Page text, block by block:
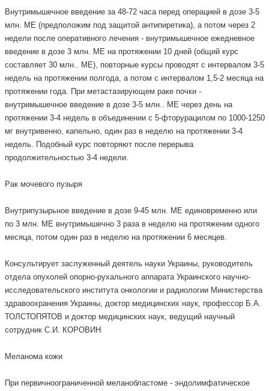
Внутримышечное введение за 48-72 часа перед операцией в дозе 3-5
млн. МЕ (предположим под защитой антипиретика), а потом через 2
недели после оперативного лечения - внутримышечное ежедневное
введение в дозе 3 млн. МЕ на протяжении 10 дней (общий курс
составляет 30 млн.. МЕ), повторные курсы проводят с интервалом 3-5
недель на протяжении полгода, а потом с интервалом 1,5-2 месяца на
протяжении года. При метастазирующем раке почки -
внутримышечное введение в дозе 3-5 млн.. МЕ через день на
протяжении 3-4 недель в объединении с 5-фторурацилом по 1000-1250
мг внутривенно, капельно, один раз в неделю на протяжении 3-4
недель. Подобный курс повторяют после перерыва
продолжительностью 3-4 недели.
Рак мочевого пузыря
Внутрипузырьное введение в дозе 9-45 млн. МЕ единовременно или
по 3 млн. МЕ внутримышечно 3 раза в неделю на протяжении одного
месяца, потом один раз в неделю на протяжении 6 месяцев.
Консультирует заслуженный деятель науки Украины, руководитель
отдела опухолей опорно-рухального аппарата Украинского научно-
исследовательского института онкологии и радиологии Министерства
здравоохранения Украины, доктор медицинских наук, профессор Б.А.
ТОЛСТОПЯТОВ и доктор медицинских наук, ведущий научный
сотрудник С.И. КОРОВИН
Меланома кожи
При первичноограниченной меланобластоме - эндолимфатическое